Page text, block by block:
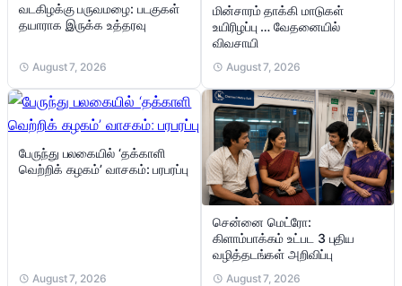
வடகிழக்கு பருவமழை: படகுகள்
தயாராக இருக்க உத்தரவு
August 7, 2026
மின்சாரம் தாக்கி மாடுகள்
உயிரிழப்பு … வேதனையில்
விவசாயி
August 7, 2026
பேருந்து பலகையில் ‘தக்காளி
வெற்றிக் கழகம்’ வாசகம்: பரபரப்பு
August 7, 2026
சென்னை மெட்ரோ:
கிளாம்பாக்கம் உட்பட 3 புதிய
வழித்தடங்கள் அறிவிப்பு
August 7, 2026